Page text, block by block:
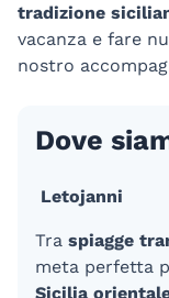
tradizione
vacanza e fare
nostro
Dove
Letojanni
Tra spiagge
meta perfetta
Sicilia